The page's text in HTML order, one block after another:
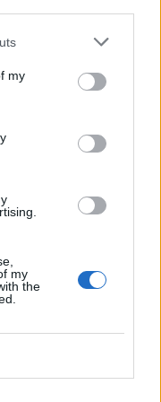
my
my
the
νερό σε